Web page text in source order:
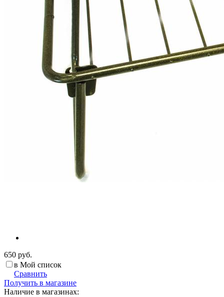
650 руб.
в Мой список
Сравнить
Получить в магазине
Наличие в магазинах: